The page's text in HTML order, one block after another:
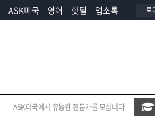
ASK미국 영어 핫딜 업소록 로
ASK미국에서 유능한 전문가를 모십니다